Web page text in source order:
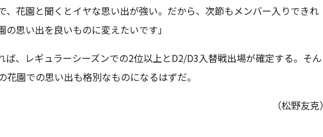
、花園と聞くとイヤな思い出が強い。だから、次節もメンバー入りできれ
思い出を良いものに変えたいです」
ば、レギュラーシーズンでの2位以上とD2/D3入替戦出場が確定する。そん
園での思い出も格別なものになるはずだ。
（松野友克）